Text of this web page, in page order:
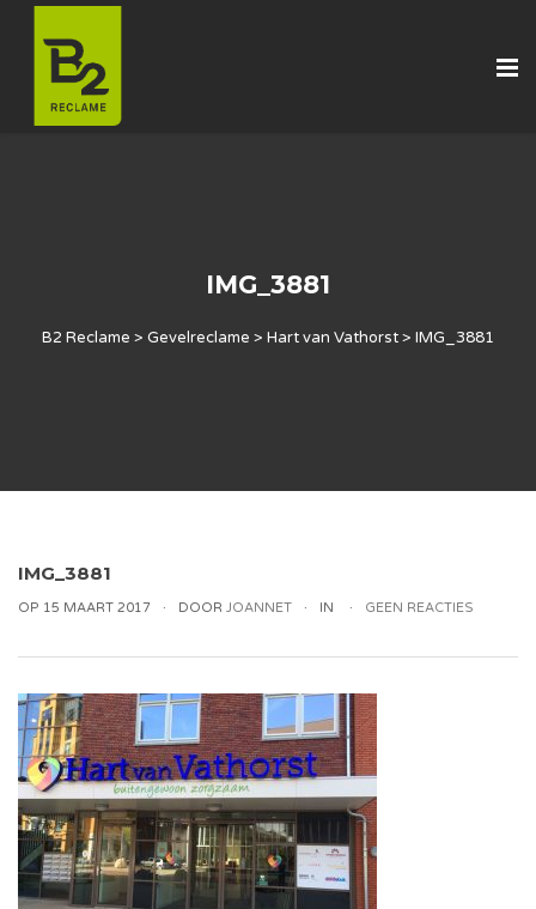
IMG_3881
B2 Reclame > Gevelreclame > Hart van Vathorst> IMG_3881
IMG_3881
OP 15 MAART 2017 DOOR JOANNET IN GEEN REACTIES